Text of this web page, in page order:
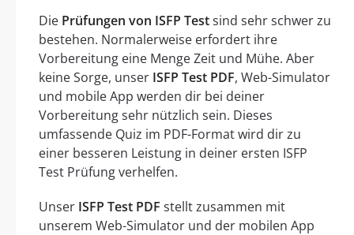
Die Prüfungen von ISFP Testsind sehr schwer zu
bestehen. Normalerweise erfordert ihre
Vorbereitung eine Menge Zeit und Mühe. Aber
keine Sorge, unser ISFP Test PDF, Web-Simulator
und mobile App werden dir bei deiner
Vorbereitung sehr nützlich sein. Dieses
umfassende Quiz im PDF-Format wird dir zu
einer besseren Leistung in deiner ersten ISFP
Test Prüfung verhelfen.
Unser ISFP Test PDF stellt zusammen mit
unserem Web-Simulator und der mobilen App